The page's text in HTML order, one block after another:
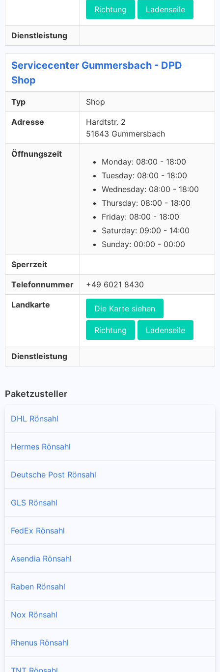
Richtung Ladenseile
Dienstleistung
Servicecenter Gummersbach - DPD
Shop
Typ Shop
Adresse
Hardtstr. 2
51643 Gummersbach
Öffnungszeit
Monday: 08:00 - 18:00
Tuesday: 08:00 - 18:00
Wednesday: 08:00 - 18:00
Thursday: 08:00 - 18:00
Friday: 08:00 - 18:00
Saturday: 09:00 - 14:00
Sunday: 00:00 - 00:00
Sperrzeit
Telefonnummer +49 6021 8430
Landkarte Die Karte siehen
Richtung Ladenseile
Dienstleistung
Paketzusteller
DHL Rönsahl
Hermes Rönsahl
Deutsche Post Rönsahl
GLS Rönsahl
FedEx Rönsahl
Asendia Rönsahl
Raben Rönsahl
Nox Rönsahl
Rhenus Rönsahl